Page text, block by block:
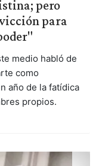
pero
para
medio habló de
como
año de la fatídica
propios.